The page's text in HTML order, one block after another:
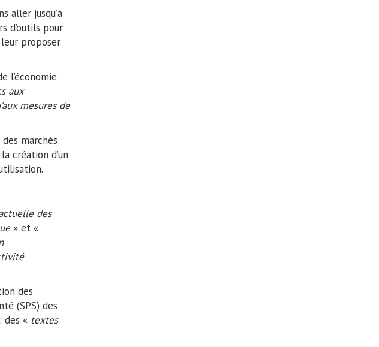
aller jusqu’à
d’outils pour
proposer
l’économie
aux
mesures de
marchés
création d’un
des
» et «
des
(SPS) des
des « textes